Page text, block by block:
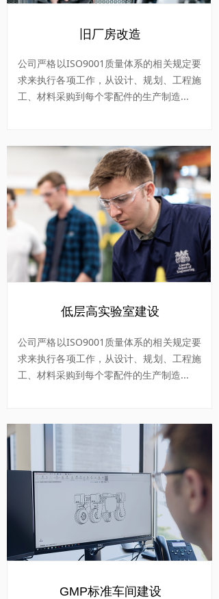
低层高实验室建设
公司严格以ISO9001质量体系的相关规定要
求来执行各项工作，从设计、规划、工程施
工、材料采购到每个零配件的生产制造...
公司严格以ISO9001质量体系的相关规定要
求来执行各项工作，从设计、规划、工程施
工、材料采购到每个零配件的生产制造...
旧厂房改造
GMP标准车间建设